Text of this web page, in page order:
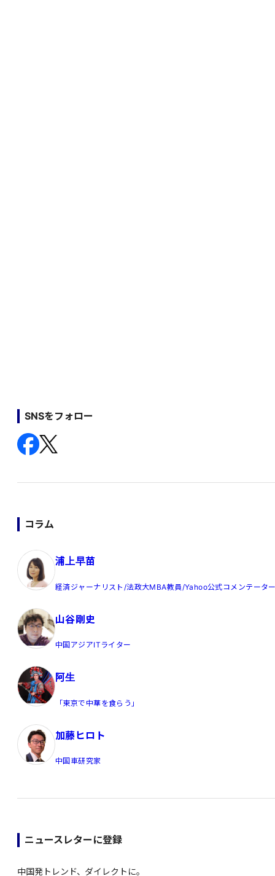
SNSをフォロー
コラム
浦上早苗
経済ジャーナリスト/法政大MBA教員/Yahoo公式コメンテータ
山谷剛史
中国アジアITライター
阿生
「東京で中華を食らう」
加藤ヒロト
中国車研究家
ニュースレターに登録
中国発トレンド、ダイレクトに。